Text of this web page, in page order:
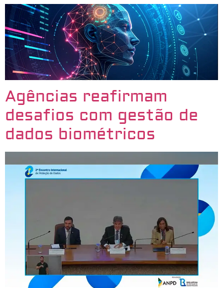
Agências reafirmam
desafios com gestão de
dados biométricos